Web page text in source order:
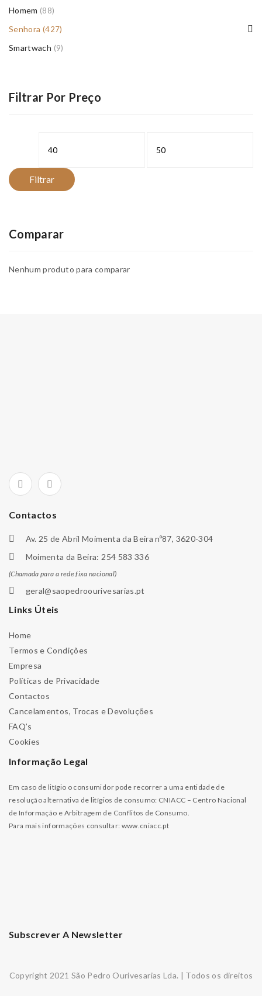
Homem (88)
Senhora (427)
Smartwach (9)
Filtrar Por Preço
Filtrar
Comparar
Nenhum produto para comparar
Contactos
Av. 25 de Abril Moimenta da Beira nº87, 3620-304
Moimenta da Beira: 254 583 336
(Chamada para a rede fixa nacional)
geral@saopedroourivesarias.pt
Links Úteis
Home
Termos e Condições
Empresa
Políticas de Privacidade
Contactos
Cancelamentos, Trocas e Devoluções
FAQ’s
Cookies
Informação Legal
Em caso de litígio o consumidor pode recorrer a uma entidade de
resolução alternativa de litígios de consumo: CNIACC – Centro Nacional
de Informação e Arbitragem de Conflitos de Consumo.
Para mais informações consultar: www.cniacc.pt
Subscrever A Newsletter
Copyright 2021 São Pedro Ourivesarias Lda. | Todos os direitos